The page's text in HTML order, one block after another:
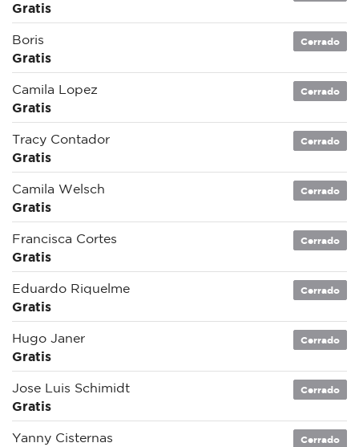
Gratis
Boris
Gratis
Cerrado
Camila Lopez
Gratis
Cerrado
Tracy Contador
Gratis
Cerrado
Camila Welsch
Gratis
Cerrado
Francisca Cortes
Gratis
Cerrado
Eduardo Riquelme
Gratis
Cerrado
Hugo Janer
Gratis
Cerrado
Jose Luis Schimidt
Gratis
Cerrado
Yanny Cisternas
Cerrado